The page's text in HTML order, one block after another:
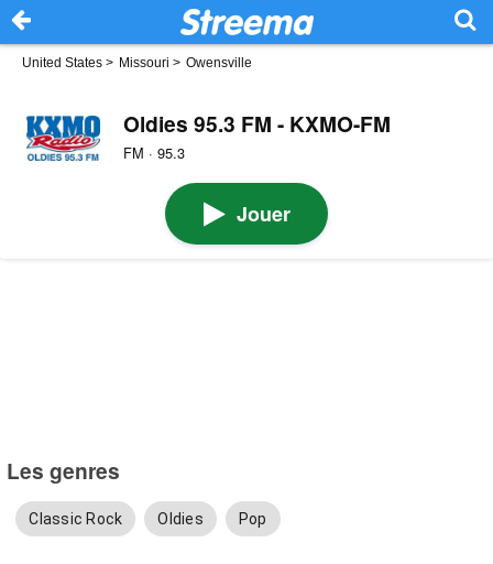
United States > Missouri > Owensville
Oldies 95.3 FM - KXMO-FM
FM · 95.3
Jouer
Les genres
Classic Rock Oldies Pop